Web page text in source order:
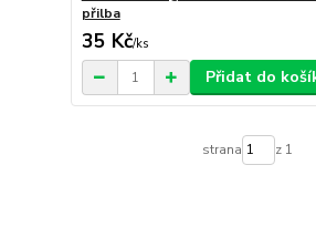
přilba
35 Kč/ks
Přidat do
strana z 1